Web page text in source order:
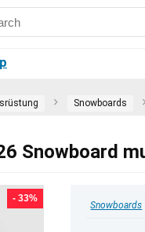
Snowboards
Snowboard
- 33%
Snowboards